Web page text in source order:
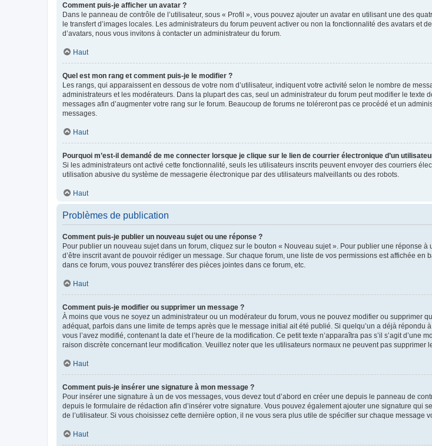
Comment puis-je afficher un avatar ?
Dans le panneau de contrôle de l’utilisateur, sous « Profil », vous pouvez ajouter un avatar en utilisant une des
le transfert d’images locales. Les administrateurs du forum peuvent activer ou non la fonctionnalité des avatars et
d’avatars, nous vous invitons à contacter un administrateur du forum.
Haut
Quel est mon rang et comment puis-je le modifier ?
Les rangs, qui apparaissent en dessous de votre nom d’utilisateur, indiquent votre activité selon le nombre de
administrateurs et les modérateurs. Dans la plupart des cas, seul un administrateur du forum peut modifier le
messages afin d’augmenter votre rang sur le forum. Beaucoup de forums ne toléreront pas ce procédé et un
messages.
Haut
Pourquoi m’est-il demandé de me connecter lorsque je clique sur le lien de courrier électronique d’un
Si les administrateurs ont activé cette fonctionnalité, seuls les utilisateurs inscrits peuvent envoyer des courriers
utilisation abusive du système de messagerie électronique par des utilisateurs malveillants ou des robots.
Haut
Problèmes de publication
Comment puis-je publier un nouveau sujet ou une réponse ?
Pour publier un nouveau sujet dans un forum, cliquez sur le bouton « Nouveau sujet ». Pour publier une réponse
d’être inscrit avant de pouvoir rédiger un message. Sur chaque forum, une liste de vos permissions est affichée
dans ce forum, vous pouvez transférer des pièces jointes dans ce forum, etc.
Haut
Comment puis-je modifier ou supprimer un message ?
À moins que vous ne soyez un administrateur ou un modérateur du forum, vous ne pouvez modifier ou supprimer
adéquat, parfois dans une limite de temps après que le message initial ait été publié. Si quelqu’un a déjà
vous l’avez modifié, contenant la date et l’heure de la modification. Ce petit texte n’apparaîtra pas s’il s’agit
raison discrète concernant leur modification. Veuillez noter que les utilisateurs normaux ne peuvent pas supprimer
Haut
Comment puis-je insérer une signature à mon message ?
Pour insérer une signature à un de vos messages, vous devez tout d’abord en créer une depuis le panneau de
depuis le formulaire de rédaction afin d’insérer votre signature. Vous pouvez également ajouter une signature
de l’utilisateur. Si vous choisissez cette dernière option, il ne vous sera plus utile de spécifier sur chaque message
Haut